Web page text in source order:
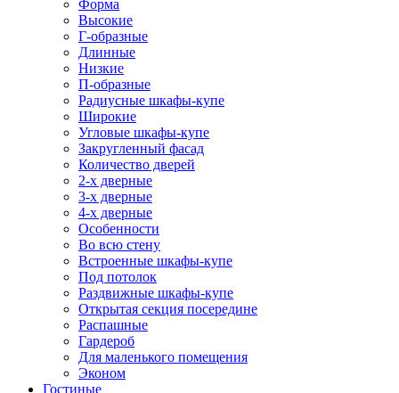
Форма
Высокие
Г-образные
Длинные
Низкие
П-образные
Радиусные шкафы-купе
Широкие
Угловые шкафы-купе
Закругленный фасад
Количество дверей
2-х дверные
3-х дверные
4-х дверные
Особенности
Во всю стену
Встроенные шкафы-купе
Под потолок
Раздвижные шкафы-купе
Открытая секция посередине
Распашные
Гардероб
Для маленького помещения
Эконом
Гостиные